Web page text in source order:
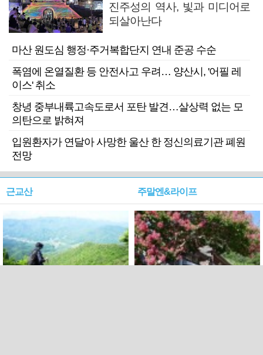
진주성의 역사, 빛과 미디어로
되살아난다
마산 원도심 행정·주거복합단지 연내 준공 수순
폭염에 온열질환 등 안전사고 우려… 양산시, '어필 레
이스' 취소
창녕 중부내륙고속도로서 포탄 발견…살상력 없는 모
의탄으로 밝혀져
입원환자가 연달아 사망한 울산 한 정신의료기관 폐원
전망
근교산 주말엔&라이프